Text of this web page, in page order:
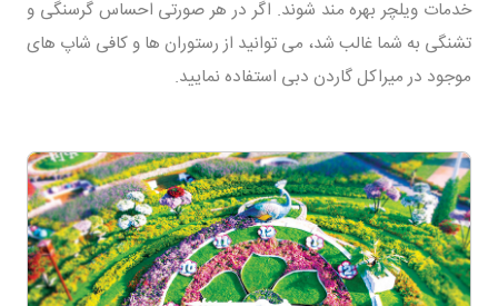
خدمات ویلچر بهره مند شوند. اگر در هر صورتی احساس گرسنگی و
تشنگی به شما غالب شد، می توانید از رستوران ها و کافی شاپ های
موجود در میراکل گاردن دبی استفاده نمایید.